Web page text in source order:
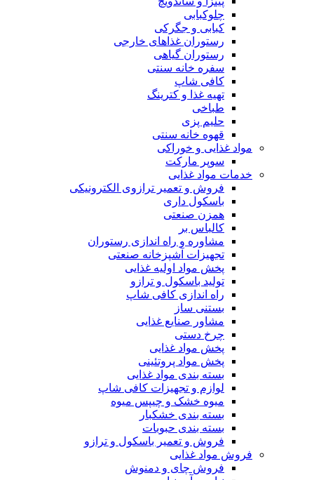
چلوکبابی
کبابی و جگرکی
رستوران غذاهای خارجی
رستوران گیاهی
سفره خانه سنتی
کافی شاپ
تهیه غذا و کترینگ
طباخی
حلیم پزی
قهوه خانه سنتی
مواد غذایی و خوراکی
سوپر مارکت
خدمات مواد غذایی
فروش و تعمیر ترازوی الکترونیکی
باسکول داری
همزن صنعتی
کالباس بر
مشاوره و راه اندازی رستوران
تجهیزات آشپزخانه صنعتی
پخش مواد اولیه غذایی
تولید باسکول و ترازو
راه اندازی کافی شاپ
بستنی ساز
مشاور صنایع غذایی
چرخ دستی
پخش مواد غذایی
پخش مواد پروتئینی
بسته بندی مواد غذایی
لوازم و تجهیزات کافی شاپ
میوه خشک و چیپس میوه
بسته بندی خشکبار
بسته بندی حبوبات
فروش و تعمیر باسکول و ترازو
فروش مواد غذایی
فروش چای و دمنوش